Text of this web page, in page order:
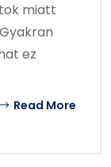
miatt
ez
Read More